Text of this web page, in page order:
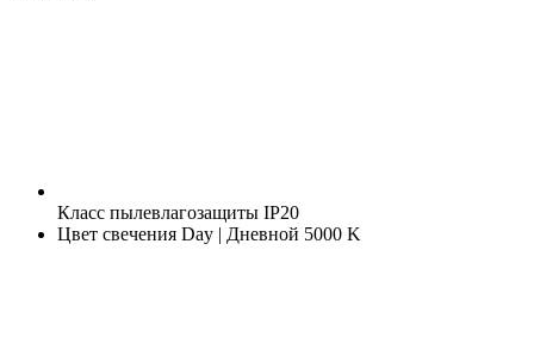
Класс пылевлагозащиты IP20
Цвет свечения Day | Дневной 5000 K